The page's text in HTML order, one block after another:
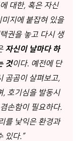
대한, 혹은 자신
지에 붙잡혀 있을
권을 놓고 다시 생
자신이 날마다 하
것이다. 예전에 단
곰곰이 살펴보고,
, 호기심을 발동시
손함이 필요하다.
를 낯익은 환경과
있다.”